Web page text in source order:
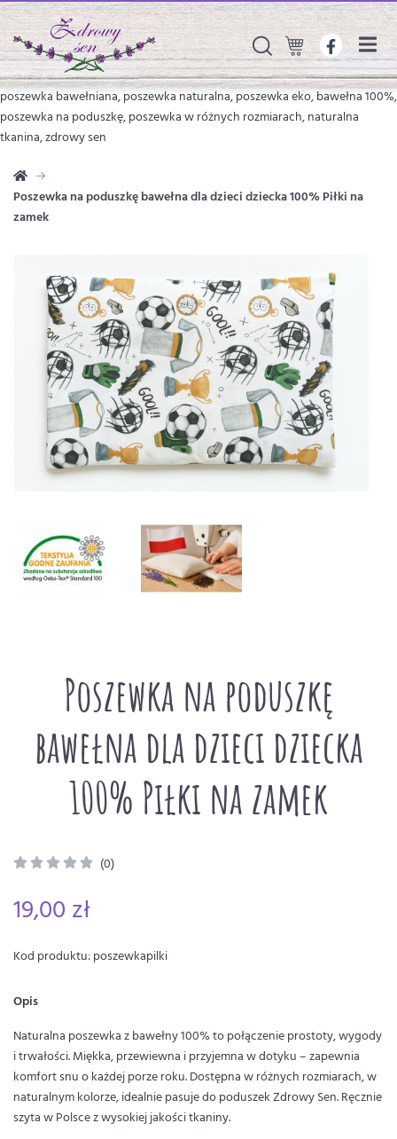
poszewka bawełniana, poszewka naturalna, poszewka eko, bawełna 100%,
poszewka na poduszkę, poszewka w różnych rozmiarach, naturalna
tkanina, zdrowy sen
Poszewka na poduszkę bawełna dla dzieci dziecka 100% Piłki na
zamek
Poszewka na poduszkę
bawełna dla dzieci dziecka
100% Piłki na zamek
(0)
19,00 zł
Kod produktu: poszewkapilki
Opis
Naturalna poszewka z bawełny 100% to połączenie prostoty, wygody
i trwałości. Miękka, przewiewna i przyjemna w dotyku – zapewnia
komfort snu o każdej porze roku. Dostępna w różnych rozmiarach, w
naturalnym kolorze, idealnie pasuje do poduszek Zdrowy Sen. Ręcznie
szyta w Polsce z wysokiej jakości tkaniny.